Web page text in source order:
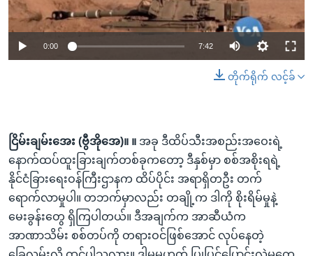
0:00 7:42
တိုက်ရိုက် လင့်ခ်
ငြိမ်းချမ်းအေး (ဗွီအိုအေ)။ ။ အခု ဒီထိပ်သီးအစည်းအဝေးရဲ့
နောက်ထပ်ထူးခြားချက်တစ်ခုကတော့ ဒီနှစ်မှာ စစ်အစိုးရရဲ့
နိုင်ငံခြားရေးဝန်ကြီးဌာနက ထိပ်ပိုင်း အရာရှိတဦး တက်
ရောက်လာမှုပါ။ တဘက်မှာလည်း တချို့က ဒါကို စိုးရိမ်မှုနဲ့
မေးခွန်းတွေ ရှိကြပါတယ်။ ဒီအချက်က အာဆီယံက
အာဏာသိမ်း စစ်တပ်ကို တရားဝင်ဖြစ်အောင် လုပ်နေတဲ့